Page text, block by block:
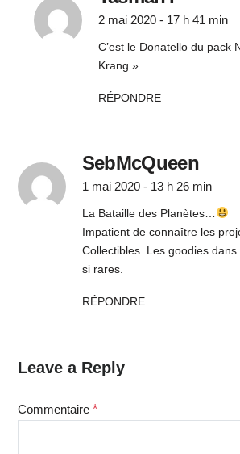
2 mai 2020 - 17 h 41 min
C’est le Donatello du pack
Krang ».
RÉPONDRE
SebMcQueen
1 mai 2020 - 13 h 26 min
La Bataille des Planètes…
Impatient de connaître les
Collectibles. Les goodies
si rares.
RÉPONDRE
Leave a Reply
Commentaire *